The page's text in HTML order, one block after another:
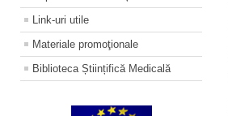
Link-uri utile
Materiale promoţionale
Biblioteca Științifică Medicală